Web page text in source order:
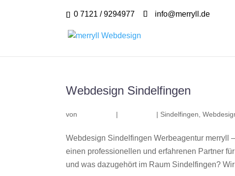
0 7121 / 9294977 info@merryll.de
Webdesign Sindelfingen
von | | Sindelfingen ,
Webdesign Sindelfingen Werbeagentur merryll
einen professionellen und erfahrenen Partner
und was dazugehört im Raum Sindelfingen?